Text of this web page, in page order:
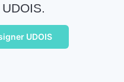
UDOIS